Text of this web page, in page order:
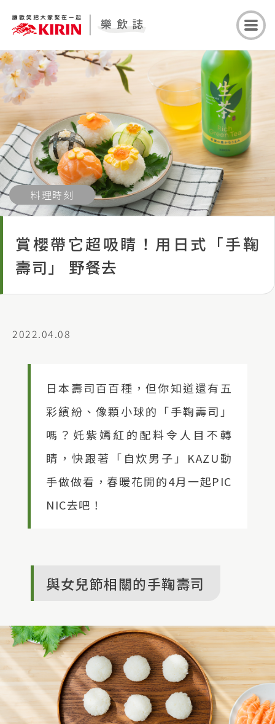
料理時刻
賞櫻帶它超吸睛！用日式「手鞠
壽司」 野餐去
2022.04.08
日本壽司百百種，但你知道還有五
彩繽紛、像顆小球的「手鞠壽司」
嗎？奼紫嫣紅的配料令人目不轉
睛，快跟著「自炊男子」KAZU動
手做做看，春暖花開的4月一起PIC
NIC去吧！
與女兒節相關的手鞠壽司